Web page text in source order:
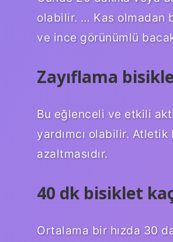
olabilir. … Kas olmadan
ve ince görünümlü
Zayıflama
Bu eğlenceli ve etkili
yardımcı olabilir.
azaltmasıdır.
40 dk bisiklet
Ortalama bir hızda 30